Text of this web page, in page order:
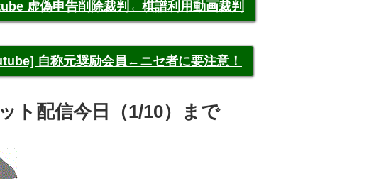
虚偽申告削除裁判←棋譜利用動画裁判
自称元奨励会員←ニセ者に要注意！
ト配信今日（1/10）まで